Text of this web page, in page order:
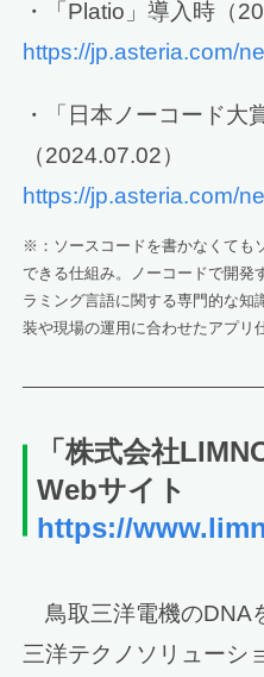
・「Platio」導入時（
https://jp.asteria.com/
・「日本ノーコード大
（2024.07.02）
https://jp.asteria.com/
※：ソースコードを書かなくても
できる仕組み。ノーコードで開発
ラミング言語に関する専門的な知
装や現場の運用に合わせたアプリ
「株式会社
Webサイト
https://
鳥取三洋電機のDNA
三洋テクノソリューシ